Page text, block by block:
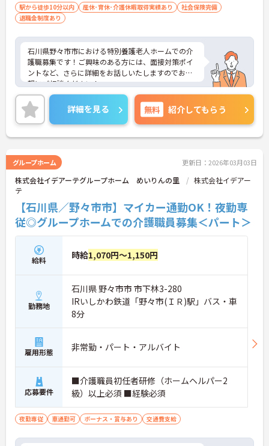
駅から徒歩10分以内 産休･育休･介護休暇取得実績あり
社会保険完備
退職金制度あり
石川県野々市市における特別養護老人ホームでの介
護職募集です！ご興味のある方には、面接対策ポイ
ントなど、さらに詳細をお話しいたしますのでお気
軽にご相談ください！
詳細を見る 無料 紹介してもらう
グループホーム 更新日：2026年03月03日
株式会社イデアーテグループホーム めいりんの里
株式会社イデアー
テ
【石川県／野々市市】マイカー通勤OK！夜勤専
従◎グループホームでの介護職員募集＜パート＞
給料 時給1,070円～1,150円
勤務地
石川県 野々市市 市下林3-280
IRいしかわ鉄道「野々市(ＩＲ)駅」バス・車
8分
雇用形態 非常勤・パート・アルバイト
応募要件
■介護職員初任者研修（ホームヘルパー2
級）以上必須 ■経験必須
夜勤専従 車通勤可 ボーナス・賞与あり 交通費支給